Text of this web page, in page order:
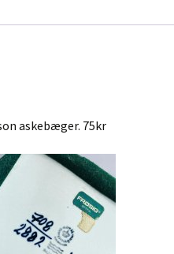
askebæger. 75kr